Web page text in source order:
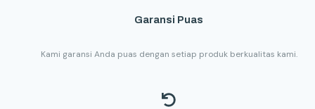
Garansi Puas
Kami garansi Anda puas dengan setiap produk berkualitas kami.